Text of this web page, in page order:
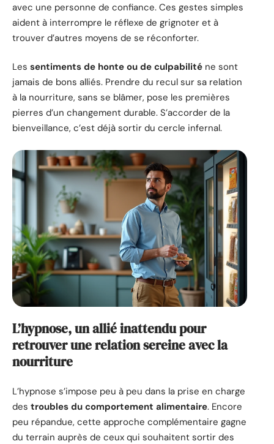
avec une personne de confiance. Ces gestes simples
aident à interrompre le réflexe de grignoter et à
trouver d’autres moyens de se réconforter.
Les sentiments de honte ou de culpabilité ne sont
jamais de bons alliés. Prendre du recul sur sa relation
à la nourriture, sans se blâmer, pose les premières
pierres d’un changement durable. S’accorder de la
bienveillance, c’est déjà sortir du cercle infernal.
L’hypnose, un allié inattendu pour
retrouver une relation sereine avec la
nourriture
L’hypnose s’impose peu à peu dans la prise en charge
des troubles du comportement alimentaire. Encore
peu répandue, cette approche complémentaire gagne
du terrain auprès de ceux qui souhaitent sortir des